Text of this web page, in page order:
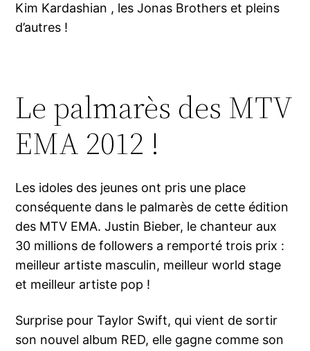
Kim Kardashian , les Jonas Brothers et pleins
d’autres !
Le palmarès des MTV
EMA 2012 !
Les idoles des jeunes ont pris une place
conséquente dans le palmarès de cette édition
des MTV EMA. Justin Bieber, le chanteur aux
30 millions de followers a remporté trois prix :
meilleur artiste masculin, meilleur world stage
et meilleur artiste pop !
Surprise pour Taylor Swift, qui vient de sortir
son nouvel album RED, elle gagne comme son